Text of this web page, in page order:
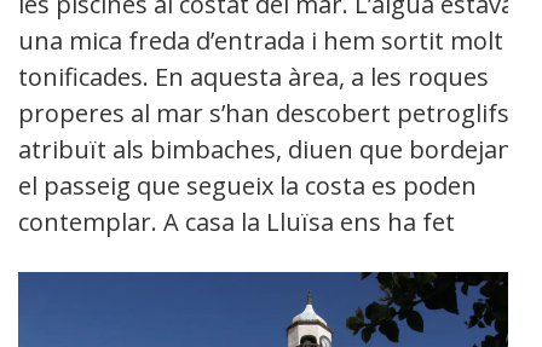
una mica freda d’entrada i hem sortit molt
tonificades. En aquesta àrea, a les roques
properes al mar s’han descobert petroglifs
atribuït als bimbaches, diuen que bordejant
el passeig que segueix la costa es poden
contemplar. A casa la Lluïsa ens ha fet